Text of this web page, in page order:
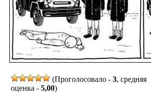
(Проголосовало - 3, средняя
оценка - 5,00)